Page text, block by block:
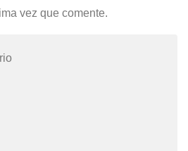
vez que comente.